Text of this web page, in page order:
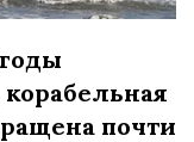
почти